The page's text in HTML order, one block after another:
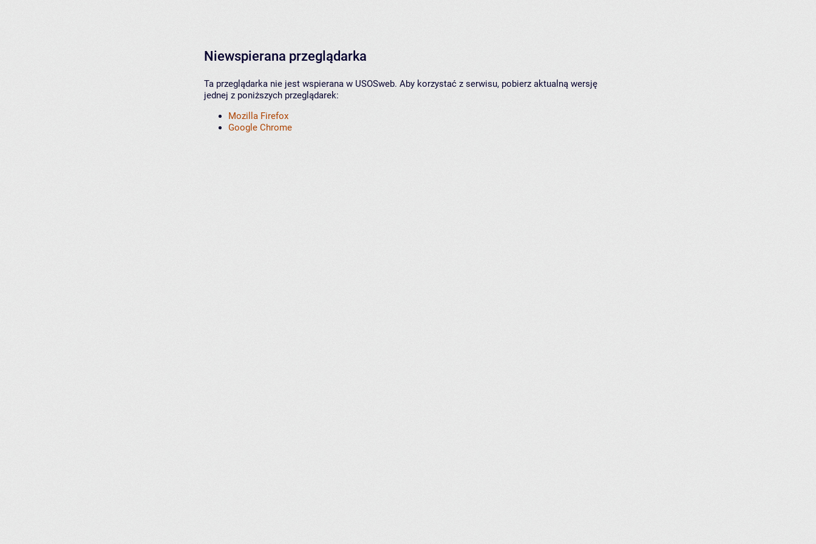
Niewspierana przeglądarka
Ta przeglądarka nie jest wspierana w USOSweb. Aby korzystać z serwisu, pobierz aktualną wersję
jednej z poniższych przeglądarek:
Mozilla Firefox
Google Chrome